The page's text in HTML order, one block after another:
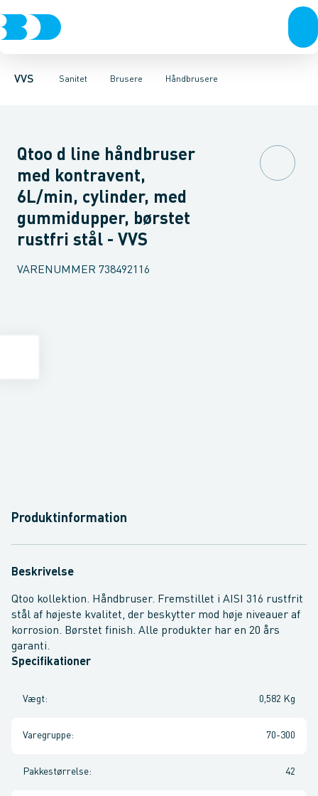
VVS Sanitet
Rør & fittingsPressfittings & rørKuglehaner & ventiler
Brusere
Toiletter, sæder og cisterner VaskeArmaturer
Håndbrusere
HåndbrusereBruseslanger BrusesætBrusestænger
Qtoo d line håndbruser
med kontravent,
6L/min, cylinder, med
gummidupper, børstet
rustfri stål - VVS
VARENUMMER 738492116
Produktinformation
Beskrivelse
Qtoo kollektion. Håndbruser. Fremstillet i AISI 316 rustfrit
stål af højeste kvalitet, der beskytter mod høje niveauer af
korrosion. Børstet finish. Alle produkter har en 20 års
garanti.
Specifikationer
Vægt: 0,582 Kg
Varegruppe: 70-300
Pakkestørrelse: 42